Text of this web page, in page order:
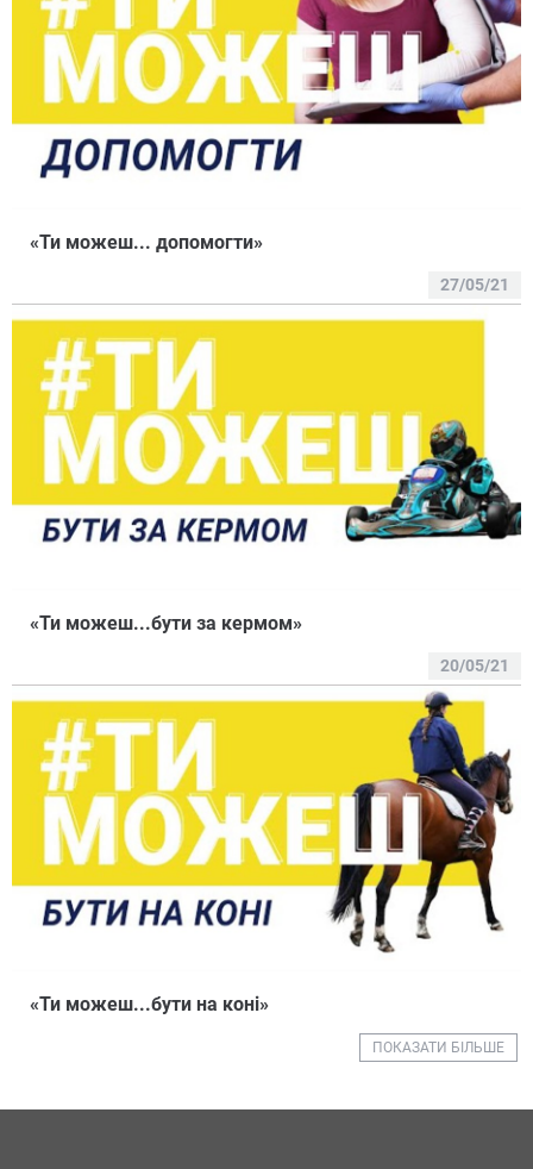
«Ти можеш... допомогти»
27/05/21
«Ти можеш...бути за кермом»
20/05/21
«Ти можеш...бути на коні»
ПОКАЗАТИ БІЛЬШЕ